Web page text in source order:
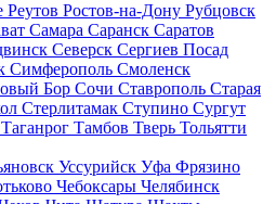
Реутов Ростов-на-Дону Рубцовск
Самара Саранск Саратов
Северск Сергиев Посад
Симферополь Смоленск
Бор Сочи Ставрополь Старая
Стерлитамак Ступино Сургут
Таганрог Тамбов Тверь Тольятти
Уссурийск Уфа Фрязино
Чебоксары Челябинск